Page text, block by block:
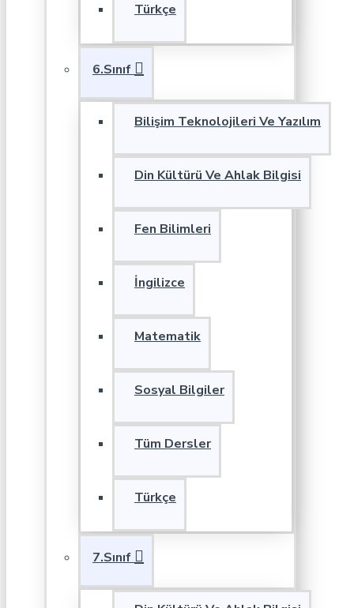
Türkçe
6.Sınıf
Bilişim Teknolojileri Ve Yazılım
Din Kültürü Ve Ahlak Bilgisi
Fen Bilimleri
İngilizce
Matematik
Sosyal Bilgiler
Tüm Dersler
Türkçe
7.Sınıf